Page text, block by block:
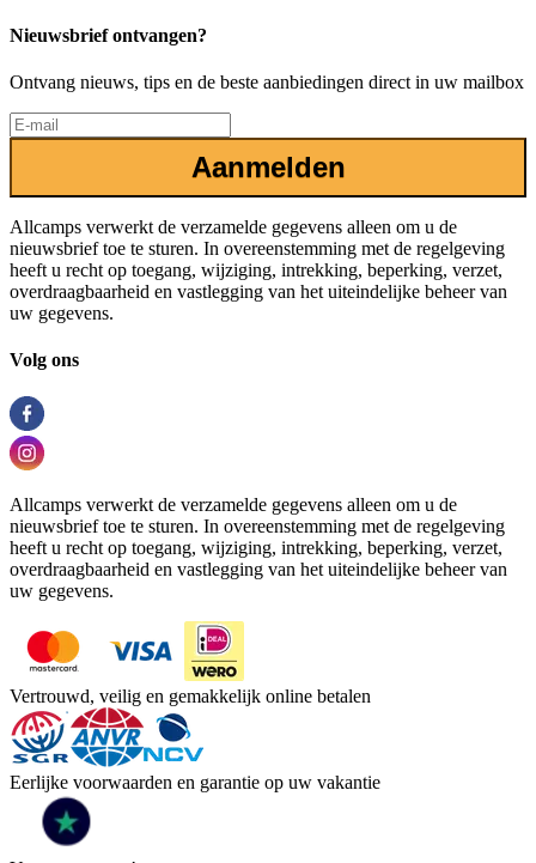
Nieuwsbrief ontvangen?
Ontvang nieuws, tips en de beste aanbiedingen direct in uw mailbox
Aanmelden
Allcamps verwerkt de verzamelde gegevens alleen om u de
nieuwsbrief toe te sturen. In overeenstemming met de regelgeving
heeft u recht op toegang, wijziging, intrekking, beperking, verzet,
overdraagbaarheid en vastlegging van het uiteindelijke beheer van
uw gegevens.
Volg ons
Allcamps verwerkt de verzamelde gegevens alleen om u de
nieuwsbrief toe te sturen. In overeenstemming met de regelgeving
heeft u recht op toegang, wijziging, intrekking, beperking, verzet,
overdraagbaarheid en vastlegging van het uiteindelijke beheer van
uw gegevens.
Vertrouwd, veilig en gemakkelijk online betalen
Eerlijke voorwaarden en garantie op uw vakantie